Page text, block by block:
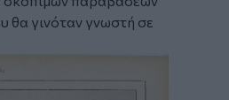
θα γινόταν γνωστή σε